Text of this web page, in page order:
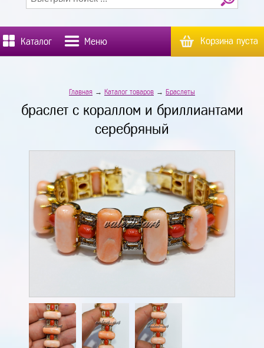
Каталог Меню Корзина пуста
Главная → Каталог товаров → Браслеты
браслет с кораллом и бриллиантами
серебряный